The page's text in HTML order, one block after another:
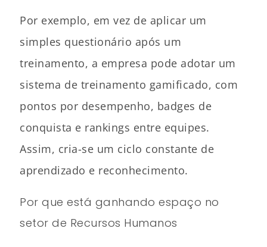
Por exemplo, em vez de aplicar um
simples questionário após um
treinamento, a empresa pode adotar um
sistema de treinamento gamificado, com
pontos por desempenho, badges de
conquista e rankings entre equipes.
Assim, cria-se um ciclo constante de
aprendizado e reconhecimento.
Por que está ganhando espaço no
setor de Recursos Humanos